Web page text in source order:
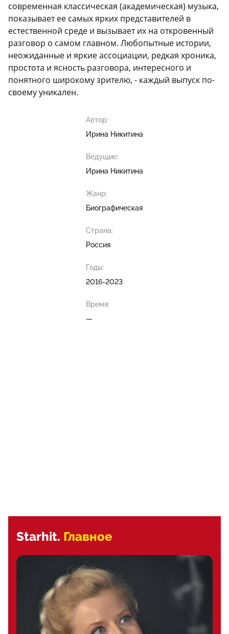
современная классическая (академическая) музыка,
показывает ее самых ярких представителей в
естественной среде и вызывает их на откровенный
разговор о самом главном. Любопытные истории,
неожиданные и яркие ассоциации, редкая хроника,
простота и ясность разговора, интересного и
понятного широкому зрителю, - каждый выпуск по-
своему уникален.
Автор:
Ирина Никитина
Ведущие:
Ирина Никитина
Жанр:
Биографическая
Страна:
Россия
Годы:
2016-2023
Время:
—
Starhit. Главное